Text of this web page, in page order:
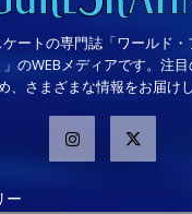
ートの専門誌「ワールド
」のWEBメディアです。注
、さまざまな情報をお届け
ー